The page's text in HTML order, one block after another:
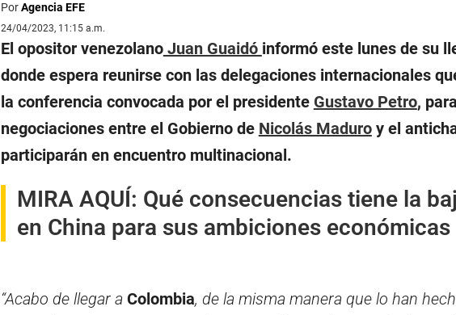
PorAgencia EFE
24/04/2023, 11:15 a.m.
El opositor venezolanoJuan Guaidó informó este lunes de su
donde espera reunirse con las delegaciones internacionales
la conferencia convocada por el presidente Gustavo Petro,
negociaciones entre el Gobierno de Nicolás Maduroy el
participarán en encuentro multinacional.
MIRA AQUÍ: Qué consecuencias tiene la
en China para sus ambiciones económicas
“Acabo de llegar a Colombia, de la misma manera que lo han